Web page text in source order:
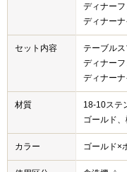
ディナー
ディナー
セット内容
テーブル
ディナー
ディナー
材質
18-10ステ
ゴールド
カラー ゴールド×